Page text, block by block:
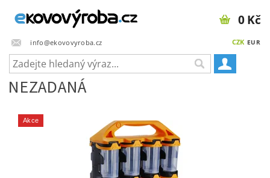
info@ekovovyroba.cz CZK EUR
0 Kč
NEZADANÁ
Akce